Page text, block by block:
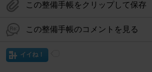
この整備手帳をクリップして保存
この整備手帳のコメントを見る
イイね！